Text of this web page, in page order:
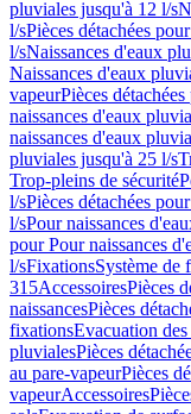
pluviales jusqu'à 12 l/s
l/sPièces détachées
l/sNaissances d'eaux
Naissances d'eaux
vapeurPièces
naissances d'eaux
naissances d'eaux
pluviales jusqu'à 25 l/s
Trop-pleins de sécurité
l/sPièces détachées
l/sPour naissances
pour Pour naissances
l/sFixationsSystème de
315AccessoiresPièces
naissancesPièces
fixationsEvacuation
pluvialesPièces
au pare-vapeurPièces
vapeurAccessoires